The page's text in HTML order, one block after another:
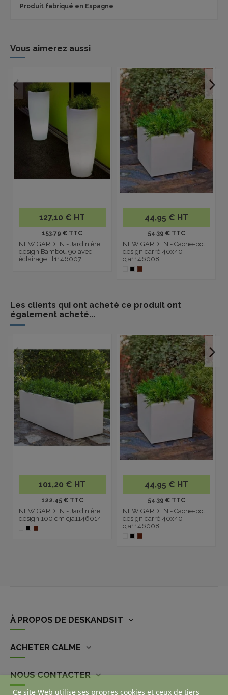
Produit fabriqué en Espagne
Vous aimerez aussi
127,10 € HT
153.79 € TTC
NEW GARDEN - Jardinière
design Bambou 90 avec
éclairage lil1146007
44,95 € HT
54.39 € TTC
NEW GARDEN - Cache-pot
design carré 40x40
cja1146008
Les clients qui ont acheté ce produit ont
également acheté...
101,20 € HT
122.45 € TTC
NEW GARDEN - Jardinière
design 100 cm cja1146014
44,95 € HT
54.39 € TTC
NEW GARDEN - Cache-pot
design carré 40x40
cja1146008
À PROPOS DE DESKANDSIT
ACHETER CALME
NOUS CONTACTER
Ce site Web utilise ses propres cookies et ceux de tiers